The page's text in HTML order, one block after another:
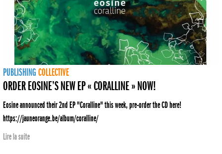
PUBLISHINGCOLLECTIVE
ORDER EOSINE’S NEW EP « CORALLINE » NOW!
Eosine announced their 2nd EP "Coralline" this week, pre-order the CD here!
https://jauneorange.be/album/coralline/
Lire la suite